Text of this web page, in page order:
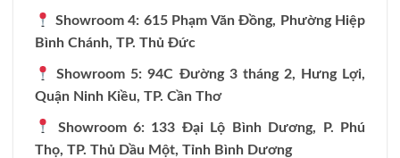
Showroom 4: 615 Phạm Văn Đồng, Phường Hiệp
Bình Chánh, TP. Thủ Đức
Showroom 5: 94C Đường 3 tháng 2, Hưng Lợi,
Quận Ninh Kiều, TP. Cần Thơ
Showroom 6: 133 Đại Lộ Bình Dương, P. Phú
Thọ, TP. Thủ Dầu Một, Tỉnh Bình Dương